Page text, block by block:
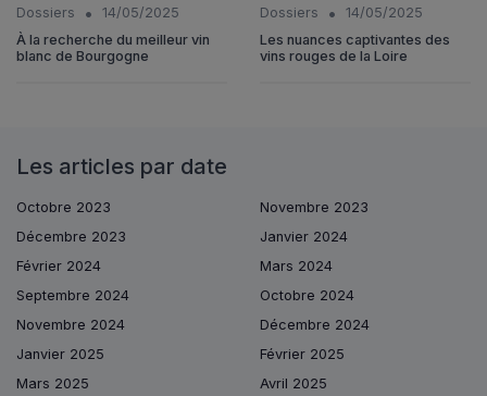
Dossiers •
14/05/2025
À la recherche du meilleur vin
blanc de Bourgogne
Dossiers •
14/05/2025
Les nuances captivantes des
vins rouges de la Loire
Les articles par date
Octobre 2023
Novembre 2023
Décembre 2023
Janvier 2024
Février 2024
Mars 2024
Septembre 2024
Octobre 2024
Novembre 2024
Décembre 2024
Janvier 2025
Février 2025
Mars 2025
Avril 2025